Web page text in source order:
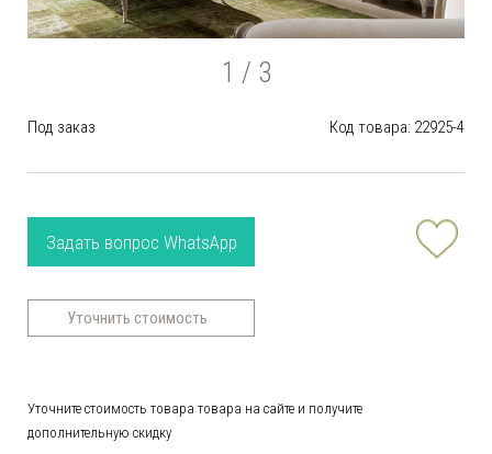
1 / 3
Под заказ Код товара: 22925-4
Задать вопрос WhatsApp
Уточнить стоимость
Уточните стоимость товара товара на сайте и получите
дополнительную скидку